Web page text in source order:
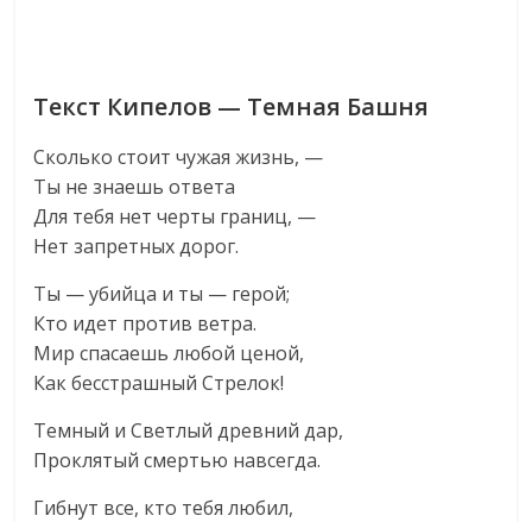
Текст Кипелов — Темная Башня
Сколько стоит чужая жизнь, —
Ты не знаешь ответа
Для тебя нет черты границ, —
Нет запретных дорог.
Ты — убийца и ты — герой;
Кто идет против ветра.
Мир спасаешь любой ценой,
Как бесстрашный Стрелок!
Темный и Светлый древний дар,
Проклятый смертью навсегда.
Гибнут все, кто тебя любил,